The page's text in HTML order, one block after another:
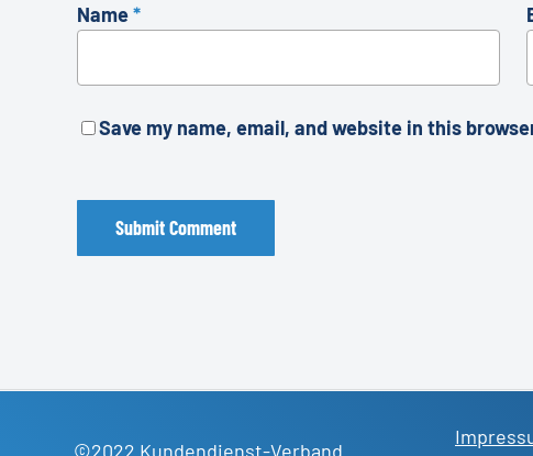
Name*
Save my name, email, and website in this
©2022 Kundendienst-Verband